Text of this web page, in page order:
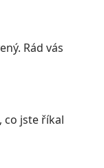
Rád vás
co jste říkal